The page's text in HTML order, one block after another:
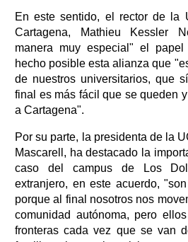
En este sentido, el rector de la
Cartagena, Mathieu Kessler
manera muy especial" el
hecho posible esta alianza que
de nuestros universitarios, que
final es más fácil que se queden
a Cartagena".
Por su parte, la presidenta de la
Mascarell, ha destacado la
caso del campus de Los
extranjero, en este acuerdo,
porque al final nosotros nos
comunidad autónoma, pero
fronteras cada vez que se van